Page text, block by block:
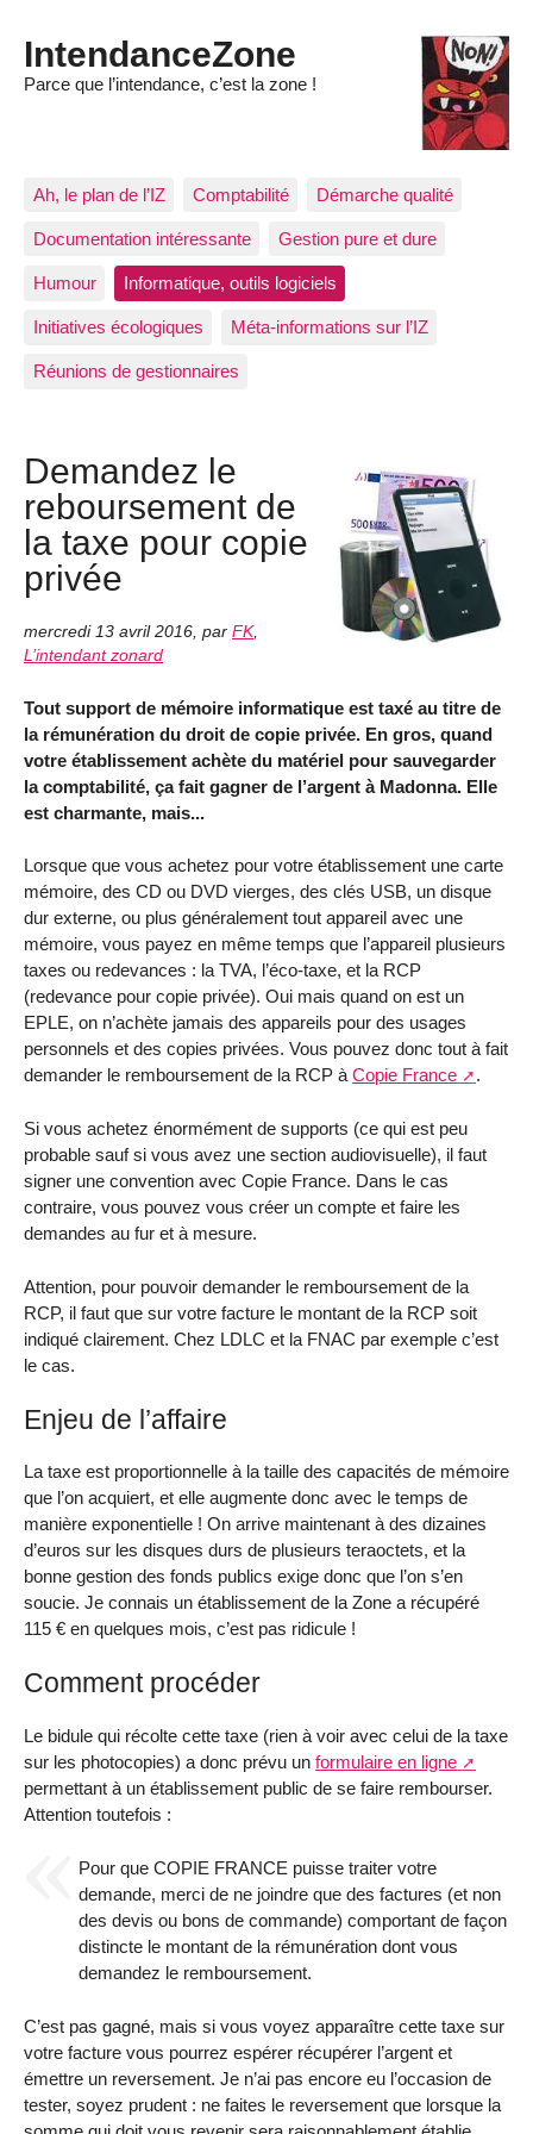
IntendanceZone
Parce que l’intendance, c’est la zone !
Ah, le plan de l’IZ Comptabilité Démarche qualité
Documentation intéressante Gestion pure et dure
Humour Informatique, outils logiciels
Initiatives écologiques Méta-informations sur l’IZ
Réunions de gestionnaires
Demandez le
reboursement de
la taxe pour copie
privée
mercredi 13 avril 2016 par FK,
L’intendant zonard
Tout support de mémoire informatique est taxé au titre de
la rémunération du droit de copie privée. En gros, quand
votre établissement achète du matériel pour sauvegarder
la comptabilité, ça fait gagner de l’argent à Madonna. Elle
est charmante, mais...
Lorsque que vous achetez pour votre établissement une carte
mémoire, des CD ou DVD vierges, des clés USB, un disque
dur externe, ou plus généralement tout appareil avec une
mémoire, vous payez en même temps que l’appareil plusieurs
taxes ou redevances : la TVA, l’éco-taxe, et la RCP
(redevance pour copie privée). Oui mais quand on est un
EPLE, on n’achète jamais des appareils pour des usages
personnels et des copies privées. Vous pouvez donc tout à fait
demander le remboursement de la RCP à Copie France .
Si vous achetez énormément de supports (ce qui est peu
probable sauf si vous avez une section audiovisuelle), il faut
signer une convention avec Copie France. Dans le cas
contraire, vous pouvez vous créer un compte et faire les
demandes au fur et à mesure.
Attention, pour pouvoir demander le remboursement de la
RCP, il faut que sur votre facture le montant de la RCP soit
indiqué clairement. Chez LDLC et la FNAC par exemple c’est
le cas.
Enjeu de l’affaire
La taxe est proportionnelle à la taille des capacités de mémoire
que l’on acquiert, et elle augmente donc avec le temps de
manière exponentielle ! On arrive maintenant à des dizaines
d’euros sur les disques durs de plusieurs teraoctets, et la
bonne gestion des fonds publics exige donc que l’on s’en
soucie. Je connais un établissement de la Zone a récupéré
115 € en quelques mois, c’est pas ridicule !
Comment procéder
Le bidule qui récolte cette taxe (rien à voir avec celui de la taxe
sur les photocopies) a donc prévu un formulaire en ligne
permettant à un établissement public de se faire rembourser.
Attention toutefois :
Pour que COPIE FRANCE puisse traiter votre
demande, merci de ne joindre que des factures (et non
des devis ou bons de commande) comportant de façon
distincte le montant de la rémunération dont vous
demandez le remboursement.
C’est pas gagné, mais si vous voyez apparaître cette taxe sur
votre facture vous pourrez espérer récupérer l’argent et
émettre un reversement. Je n’ai pas encore eu l’occasion de
tester, soyez prudent : ne faites le reversement que lorsque la